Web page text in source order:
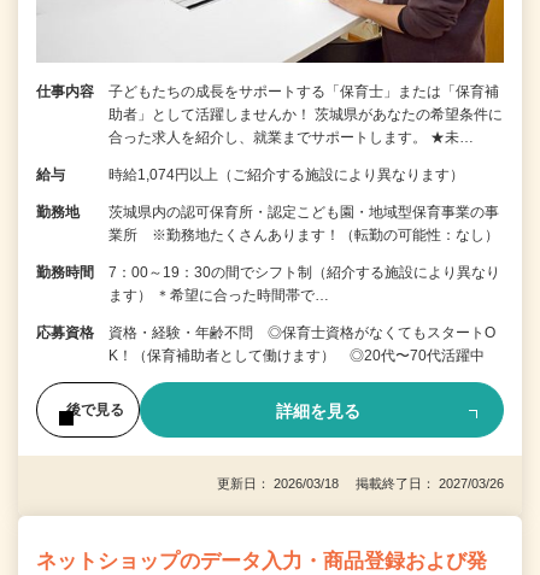
仕事内容
子どもたちの成長をサポートする「保育士」または「保育補
助者」として活躍しませんか！ 茨城県があなたの希望条件に
合った求人を紹介し、就業までサポートします。 ★未…
給与 時給1,074円以上（ご紹介する施設により異なります）
勤務地
茨城県内の認可保育所・認定こども園・地域型保育事業の事
業所 ※勤務地たくさんあります！（転勤の可能性：なし）
勤務時間
7：00～19：30の間でシフト制（紹介する施設により異なり
ます） ＊希望に合った時間帯で…
応募資格
資格・経験・年齢不問 ◎保育士資格がなくてもスタートO
K！（保育補助者として働けます） ◎20代〜70代活躍中
後で見る 詳細を見る
更新日： 2026/03/18 掲載終了日： 2027/03/26
ネットショップのデータ入力・商品登録および発